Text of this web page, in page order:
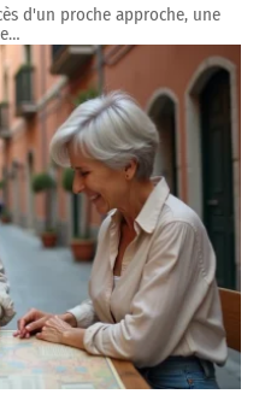
d'un proche approche, une
…